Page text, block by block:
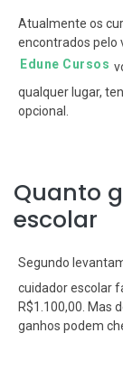
Atualmente os
encontrados pelo
Edune Cursos
qualquer lugar,
opcional.
Quanto
escolar
Segundo
cuidador escolar
R$1.100,00. Mas
ganhos podem